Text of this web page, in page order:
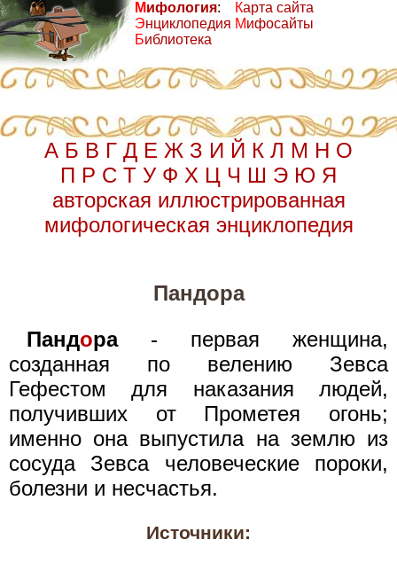
Мифология:
Энциклопедия
Библиотека
Карта сайта
Мифосайты
А Б В Г Д Е Ж З И Й К Л М Н О
П Р С Т У Ф Х Ц Ч Ш Э Ю Я
авторская иллюстрированная
мифологическая энциклопедия
Пандора
Пандора- первая женщина,
созданная по велению Зевса
Гефестом для наказания людей,
получивших от Прометея огонь;
именно она выпустила на землю из
сосуда Зевса человеческие пороки,
болезни и несчастья.
Источники: